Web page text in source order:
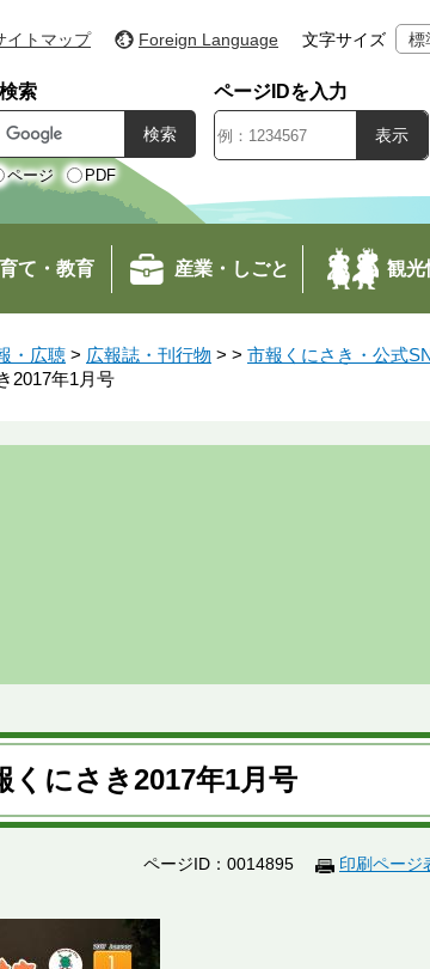
イトマップ Foreign Language 文字サイズ 標
索
ページ PDF
ページIDを入力
て・教育 産業・しごと 観光
・広聴 > 広報誌・刊行物 > > 市報くにさき・公式
2017年1月号
くにさき2017年1月号
ページID：0014895 印刷ページ